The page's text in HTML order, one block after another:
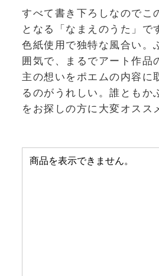
すべて書き下ろしなのでこ
となる「なまえのうた」で
色紙使用で独特な風合い。
囲気で、まるでアート作品
主の想いをポエムの内容に
るのがうれしい。誰ともか
をお探しの方に大変オスス